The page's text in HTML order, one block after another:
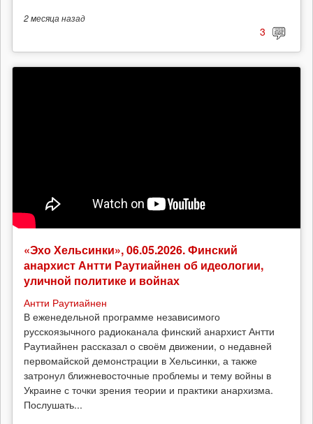
2 месяцаназад
3
«Эхо Хельсинки», 06.05.2026. Финский
анархист Антти Раутиайнен об идеологии,
уличной политике и войнах
Антти Раутиайнен
В еженедельной программе независимого
русскоязычного радиоканала финский анархист Антти
Раутиайнен рассказал о своём движении, о недавней
первомайской демонстрации в Хельсинки, а также
затронул ближневосточные проблемы и тему войны в
Украине с точки зрения теории и практики анархизма.
Послушать...